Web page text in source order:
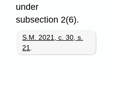
under
subsection 2(6).
S.M. 2021, c. 30, s.
21.